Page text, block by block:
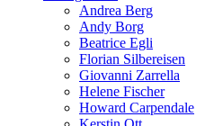
Andrea Berg
Andy Borg
Beatrice Egli
Florian Silbereisen
Giovanni Zarrella
Helene Fischer
Howard Carpendale